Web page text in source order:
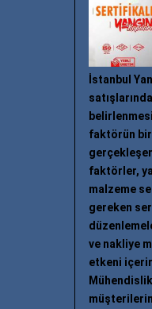
İstanbul
faktörün
faktörler,
malzeme
gereken
ve nakliye
etkeni